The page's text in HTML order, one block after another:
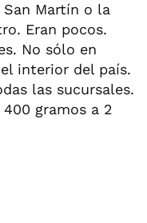
Martín o la
Eran pocos.
No sólo en
interior del país.
las sucursales.
gramos a 2